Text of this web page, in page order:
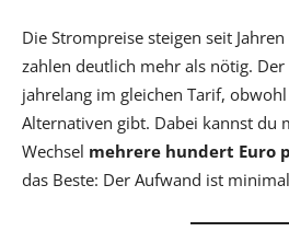
Die Strompreise steigen seit
zahlen deutlich mehr als nötig.
jahrelang im gleichen Tarif,
Alternativen gibt. Dabei kannst du
Wechsel mehrere hundert Euro
das Beste: Der Aufwand ist